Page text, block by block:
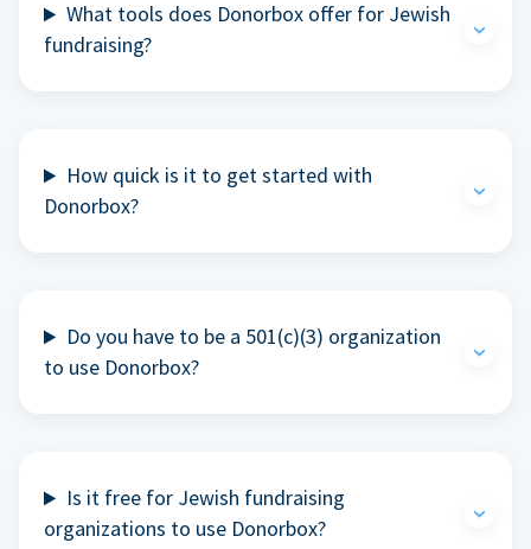
What tools does Donorbox offer for Jewish
fundraising?
How quick is it to get started with
Donorbox?
Do you have to be a 501(c)(3) organization
to use Donorbox?
Is it free for Jewish fundraising
organizations to use Donorbox?